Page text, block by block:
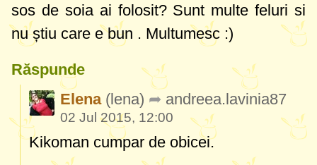
sos de soia ai folosit? Sunt multe feluri si
nu știu care e bun . Multumesc :)
Răspunde
Elena (lena) andreea.lavinia87
02 Jul 2015, 12:00
Kikoman cumpar de obicei.